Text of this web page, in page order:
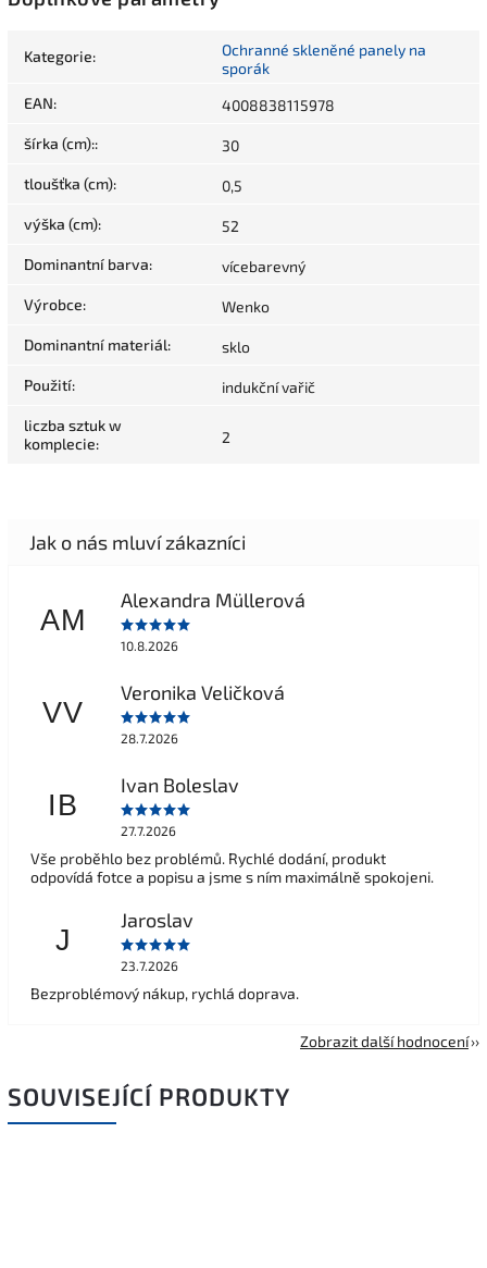
Kategorie:
Ochranné skleněné panely na
sporák
EAN: 4008838115978
šírka (cm):: 30
tloušťka (cm): 0,5
výška (cm): 52
Dominantní barva: vícebarevný
Výrobce: Wenko
Dominantní materiál: sklo
Použití: indukční vařič
liczba sztuk w
komplecie: 2
AM
Alexandra Müllerová
10.8.2026
VV
Veronika Veličková
28.7.2026
IB
Ivan Boleslav
27.7.2026
Vše proběhlo bez problémů. Rychlé dodání, produkt
odpovídá fotce a popisu a jsme s ním maximálně spokojeni.
J
Jaroslav
23.7.2026
Bezproblémový nákup, rychlá doprava.
Zobrazit další hodnocení
SOUVISEJÍCÍ PRODUKTY